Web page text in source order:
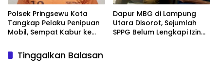
Polsek Pringsewu Kota
Tangkap Pelaku Penipuan
Mobil, Sempat Kabur ke
Dapur MBG di Lampung
Utara Disorot, Sejumlah
SPPG Belum Lengkapi Izin
Tinggalkan Balasan